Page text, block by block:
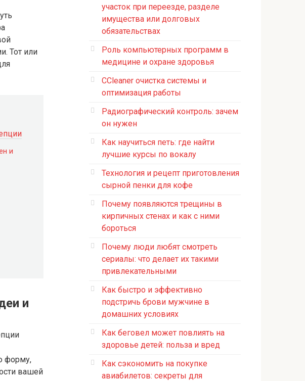
Тот или
и
и
форму,
вашей
участок при переезде, разделе
имущества или долговых
обязательствах
Роль компьютерных программ в
медицине и охране здоровья
CCleaner очистка системы и
оптимизация работы
Радиографический контроль: зачем
он нужен
Как научиться петь: где найти
лучшие курсы по вокалу
Технология и рецепт приготовления
сырной пенки для кофе
Почему появляются трещины в
кирпичных стенах и как с ними
бороться
Почему люди любят смотреть
сериалы: что делает их такими
привлекательными
Как быстро и эффективно
подстричь брови мужчине в
домашних условиях
Как беговел может повлиять на
здоровье детей: польза и вред
Как сэкономить на покупке
авиабилетов: секреты для